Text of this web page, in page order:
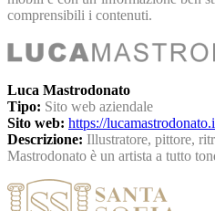
comprensibili i contenuti.
Luca Mastrodonato
Tipo: Sito web aziendale
Sito web: https://
Descrizione: Illustratore, pittore,
Mastrodonato è un artista a tutto